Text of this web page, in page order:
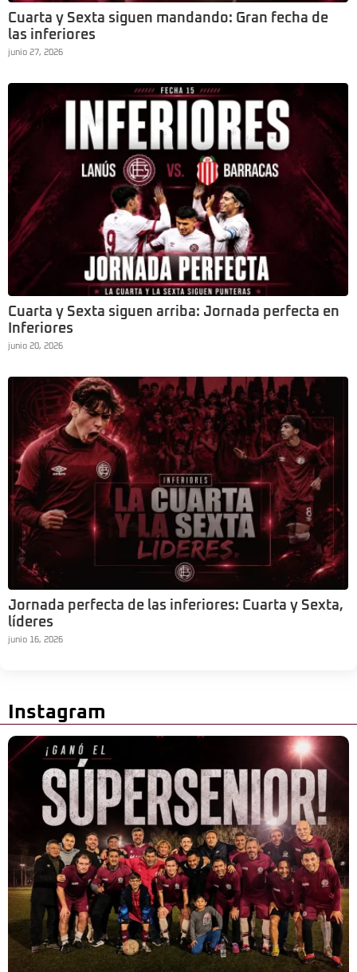
Cuarta y Sexta siguen mandando: Gran fecha de
las inferiores
junio 27, 2026
Cuarta y Sexta siguen arriba: Jornada perfecta en
Inferiores
junio 20, 2026
Jornada perfecta de las inferiores: Cuarta y Sexta,
líderes
junio 16, 2026
Instagram